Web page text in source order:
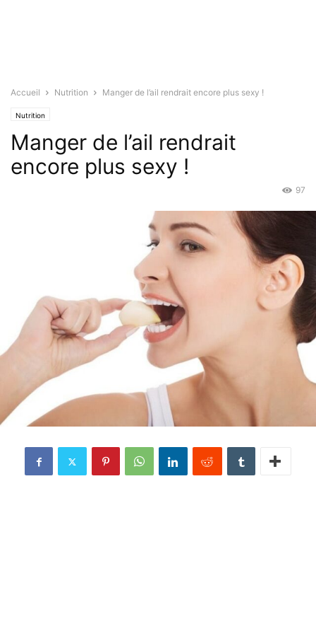
Accueil Nutrition Manger de l’ail rendrait encore plus sexy !
Nutrition
Manger de l’ail rendrait
encore plus sexy !
97